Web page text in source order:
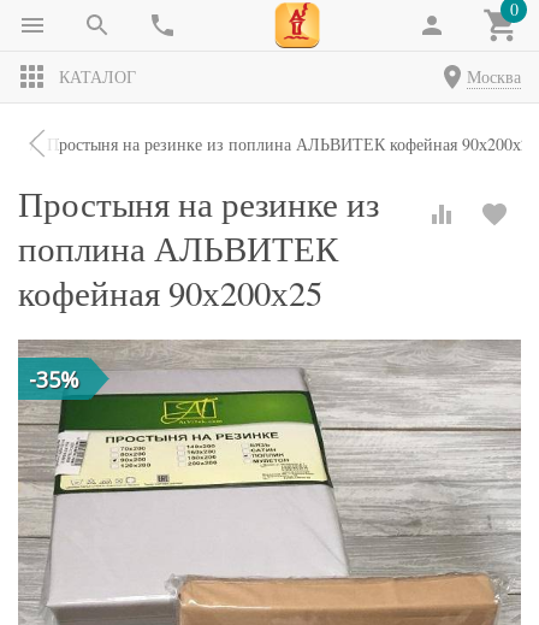
0
КАТАЛОГ Москва
Простыня на резинке из поплина АЛЬВИТЕК кофейная 90х200х25
Простыня на резинке из
поплина АЛЬВИТЕК
кофейная 90х200х25
-35%